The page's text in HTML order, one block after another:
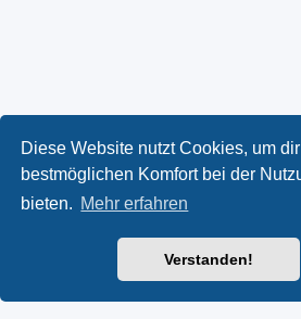
Diese Website nutzt Cookies, um
bestmöglichen Komfort bei der
bieten. Mehr erfahren
Verstanden!